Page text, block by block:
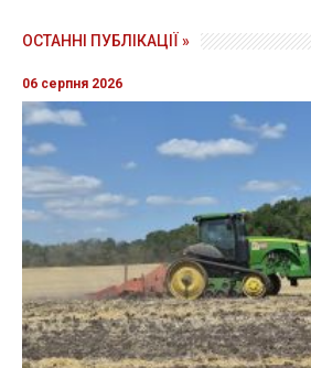
ОСТАННІ ПУБЛІКАЦІЇ »
06 серпня 2026